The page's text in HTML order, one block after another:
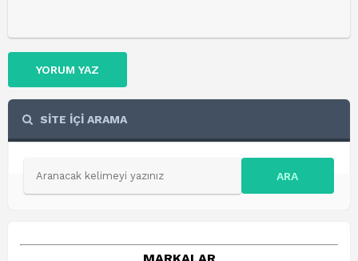
YORUM YAZ
SİTE İÇİ ARAMA
ARA